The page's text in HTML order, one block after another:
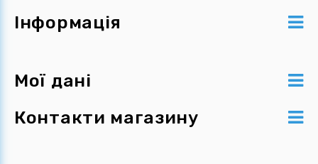
Інформація
Мої дані
Контакти магазину